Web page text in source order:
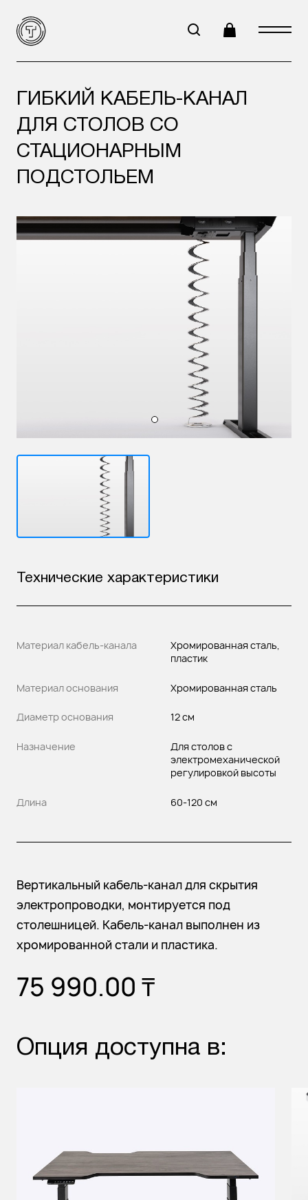
ГИБКИЙ КАБЕЛЬ-КАНАЛ
ДЛЯ СТОЛОВ СО
СТАЦИОНАРНЫМ
ПОДСТОЛЬЕМ
Технические характеристики
Материал кабель-канала
Хромированная сталь,
пластик
Материал основания Хромированная сталь
Диаметр основания 12 см
Назначение
Для столов с
электромеханической
регулировкой высоты
Длина 60-120 см
Вертикальный кабель-канал для скрытия
электропроводки, монтируется под
столешницей. Кабель-канал выполнен из
хромированной стали и пластика.
75 990.00 ₸
Опция доступна в: